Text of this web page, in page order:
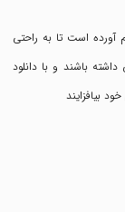
آورده است تا به راحتی
باشند و با دانلود
بیافزایند